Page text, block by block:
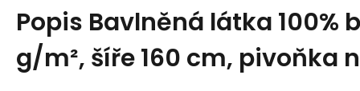
Popis Bavlněná látka 100%
g/m², šíře 160 cm, pivoňka